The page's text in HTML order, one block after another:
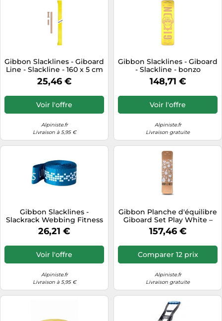
Gibbon Slacklines - Giboard
Line - Slackline - 160 x 5 cm
- yellow
25,46 €
Voir l'offre
Alpiniste.fr
Livraison à 5,95 €
Gibbon Slacklines - Giboard
- Slackline - bonzo
148,71 €
Voir l'offre
Alpiniste.fr
Livraison gratuite
Gibbon Slacklines -
Slackrack Webbing Fitness
- Slackline - 5 m - blue
26,21 €
Voir l'offre
Alpiniste.fr
Livraison à 5,95 €
Gibbon Planche d'équilibre
Giboard Set Play White –
Sangle & Système de
Tension – Hêtre FSC
157,46 €
Comparer 12 prix
Alpiniste.fr
Livraison gratuite